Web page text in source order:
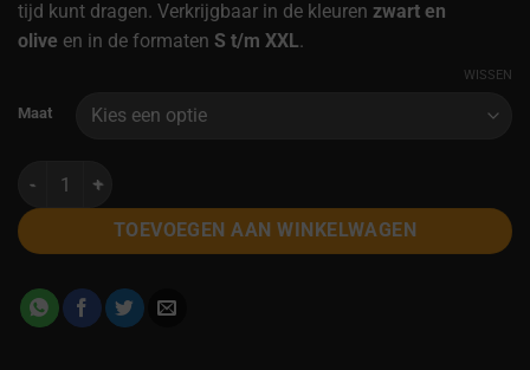
tijd kunt dragen. Verkrijgbaar in de kleuren zwart en
olive en in de formaten S t/m XXL.
Maat
WISSEN
Shirt 'Barcode' zwart aantal
TOEVOEGEN AAN WINKELWAGEN